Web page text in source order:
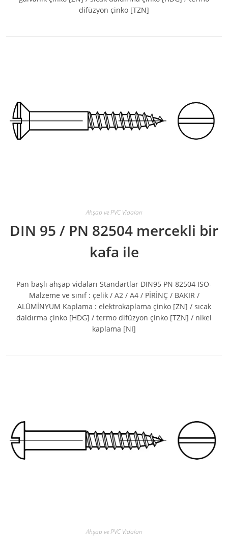
difüzyon çinko [TZN]
Ahşap ve PVC Vidaları
DIN 95 / PN 82504 mercekli bir
kafa ile
Pan başlı ahşap vidaları Standartlar DIN95 PN 82504 ISO-
Malzeme ve sınıf : çelik / A2 / A4 / PİRİNÇ / BAKIR /
ALÜMİNYUM Kaplama : elektrokaplama çinko [ZN] / sıcak
daldırma çinko [HDG] / termo difüzyon çinko [TZN] / nikel
kaplama [NI]
Ahşap ve PVC Vidaları